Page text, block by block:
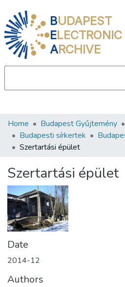
BUDAPEST
ELECTRONIC
ARCHIVE
Communities & Collections
All of DSpace
About us
Home Budapest Gyűjtemény
Budapesti sírkertek
Szertartási épület
Szertartási épület
Date
2014-12
Authors